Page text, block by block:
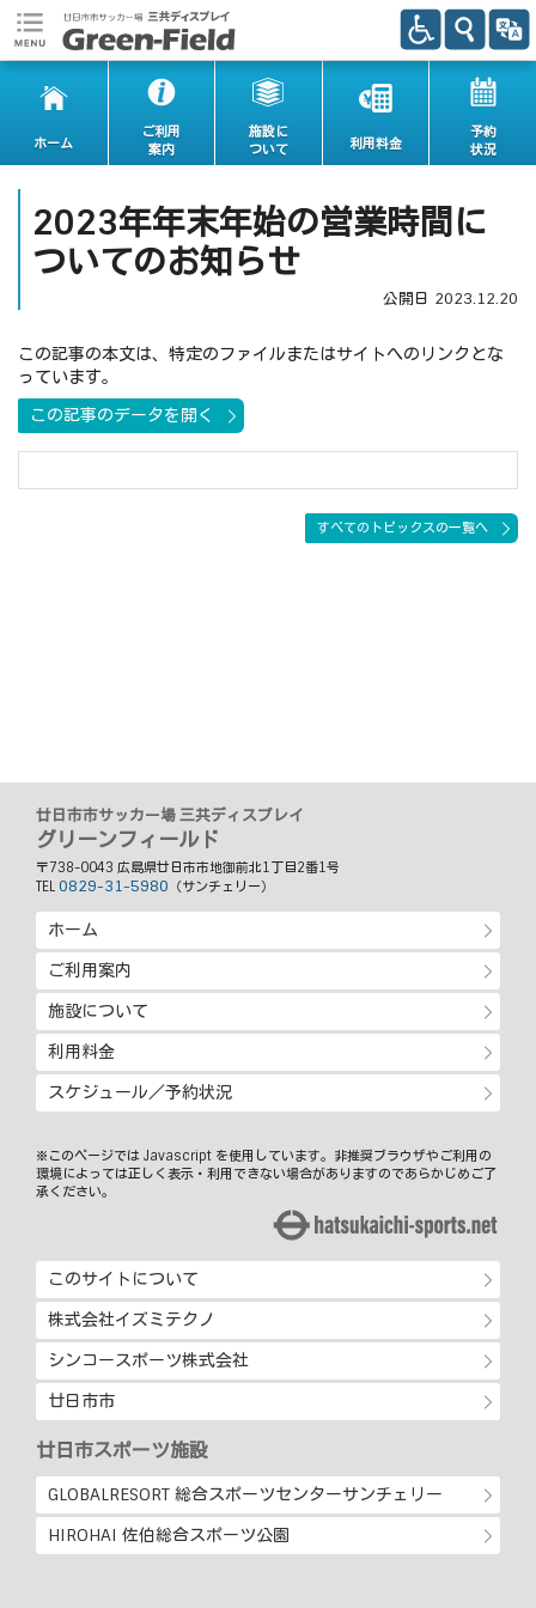
ホーム
ご利用
案内
施設に
ついて
利用料金
予約
状況
2023年年末年始の営業時間に
ついてのお知らせ
公開日 2023.12.20
この記事の本文は、特定のファイルまたはサイトへのリンクとな
っています。
この記事のデータを開く
すべてのトピックスの一覧へ
廿日市市サッカー場 三共ディスプレイ
グリーンフィールド
〒738-0043 広島県廿日市市地御前北1丁目2番1号
TEL 0829-31-5980 （サンチェリー）
ホーム
ご利用案内
施設について
利用料金
スケジュール／予約状況
※このページでは Javascript を使用しています。非推奨ブラウザやご利用の
環境によっては正しく表示・利用できない場合がありますのであらかじめご了
承ください。
このサイトについて
株式会社イズミテクノ
シンコースポーツ株式会社
廿日市市
廿日市スポーツ施設
GLOBALRESORT 総合スポーツセンターサンチェリー
HIROHAI 佐伯総合スポーツ公園